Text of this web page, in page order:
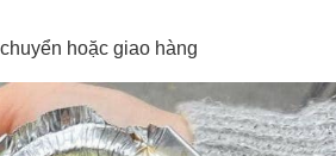
hoặc giao hàng